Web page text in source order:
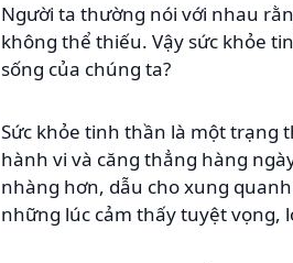
Người ta thường nói với nhau
không thể thiếu. Vậy sức khỏe
sống của chúng ta?
Sức khỏe tinh thần là một trạng
hành vi và căng thẳng hàng
nhàng hơn, dẫu cho xung
những lúc cảm thấy tuyệt vọng,